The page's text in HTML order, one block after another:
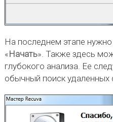
На последнем этапе
«Начать». Также здесь
глубокого анализа. Ее
обычный поиск удаленных